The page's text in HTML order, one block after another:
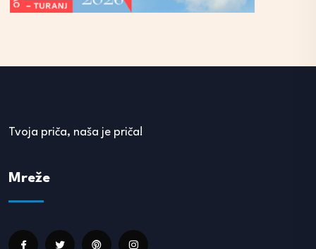
Tvoja priča, naša je priča!
Mreže